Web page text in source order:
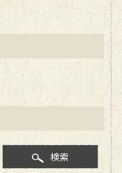
検索